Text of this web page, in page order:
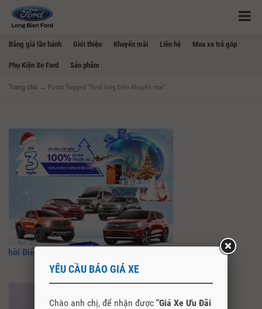
Bảng giá lăn bánh Giới thiệu Khuyến mãi Liên hệ Mua xe trả góp
Phụ Kiện Xe Ford Sản phẩm
Trang chủ → Posts Tagged "ford long biên khuyến mại"
Thời Điểm Vàng Mua Xe Trong Tháng 12 Tại Ford Long Biên
YÊU CẦU BÁO GIÁ XE
Chào anh chị, để nhận được "Giá Xe Ưu Đãi